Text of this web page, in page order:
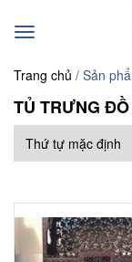
Toggle
Trang chủ / Sản
TỦ TRƯNG